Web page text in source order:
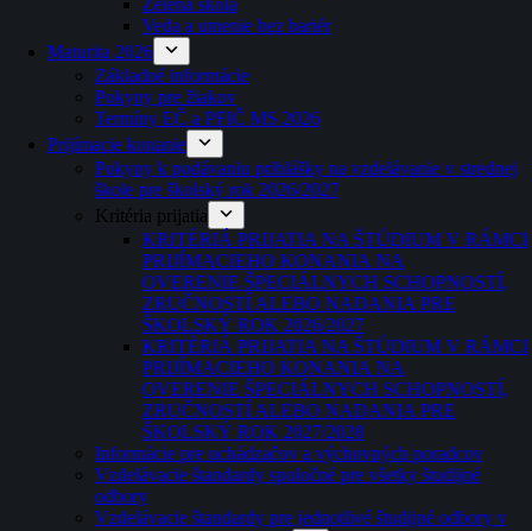
Zelená škola
Veda a umenie bez bariér
Maturita 2026
Základné informácie
Pokyny pre žiakov
Termíny EČ a PFIČ MS 2026
Prijímacie konanie
Pokyny k podávaniu prihlášky na vzdelávanie v strednej
škole pre školský rok 2026/2027
Kritéria prijatia
KRITÉRIÁ PRIJATIA NA ŠTÚDIUM V RÁMCI
PRIJÍMACIEHO KONANIA NA
OVERENIE ŠPECIÁLNYCH SCHOPNOSTÍ,
ZRUČNOSTÍ ALEBO NADANIA PRE
ŠKOLSKÝ ROK 2026/2027
KRITÉRIÁ PRIJATIA NA ŠTÚDIUM V RÁMCI
PRIJÍMACIEHO KONANIA NA
OVERENIE ŠPECIÁLNYCH SCHOPNOSTÍ,
ZRUČNOSTÍ ALEBO NADANIA PRE
ŠKOLSKÝ ROK 2027/2028
Informácie pre uchádzačov a výchovných poradcov
Vzdelávacie štandardy spoločné pre všetky študijné
odbory
Vzdelávacie štandardy pre jednotlivé študijné odbory v